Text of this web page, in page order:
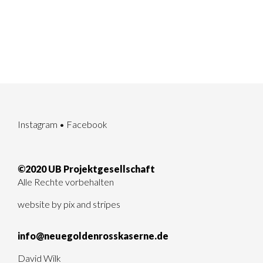
Instagram • Facebook
©2020 UB Projektgesellschaft
Alle Rechte vorbehalten
website by pix and stripes
info@neuegoldenrosskaserne.de
David Wilk